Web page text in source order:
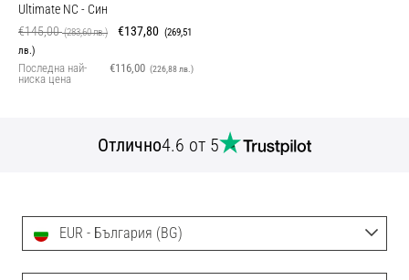
Ultimate NC - Син
€145,00(283,60 лв.) €137,80 (269,51
лв.)
Последна най-
ниска цена
€116,00 (226,88 лв.)
Отлично4.6 от 5
EUR - България (BG)